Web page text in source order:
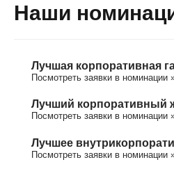
Наши
Лучшая корпоративная
Посмотреть заявки в номинации
Лучший корпоративный
Посмотреть заявки в номинации
Лучшее
Посмотреть заявки в номинации